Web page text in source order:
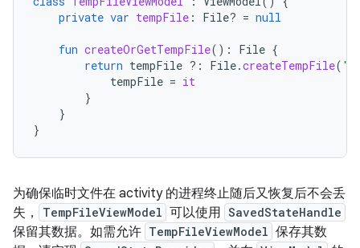
private var tempFile : File? = null
fun createOrGetTempFile(): File {
return tempFile ?: File.createTempFile(
tempFile = it
}
}
}
为确保临时文件在 activity 的进程终止随后又恢复后不会丢
失，
TempFileViewModel 可以使用 SavedStateHandle
保留其数据。如需允许 TempFileViewModel 保存其数